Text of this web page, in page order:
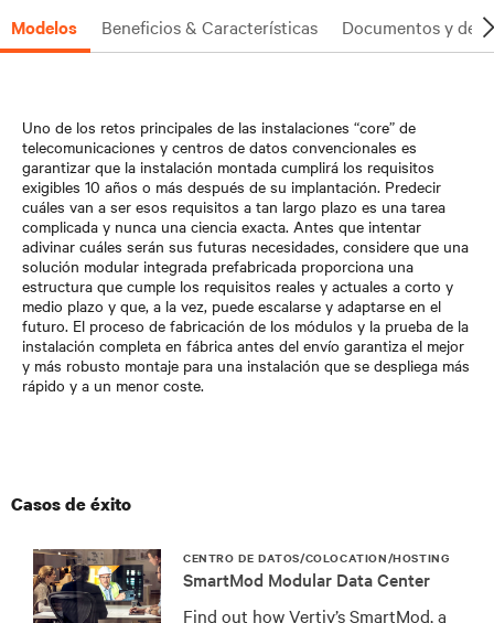
Modelos Beneficios & Características Documentos y
Uno de los retos principales de las instalaciones “core” de
telecomunicaciones y centros de datos convencionales es
garantizar que la instalación montada cumplirá los requisitos
exigibles 10 años o más después de su implantación. Predecir
cuáles van a ser esos requisitos a tan largo plazo es una tarea
complicada y nunca una ciencia exacta. Antes que intentar
adivinar cuáles serán sus futuras necesidades, considere que una
solución modular integrada prefabricada proporciona una
estructura que cumple los requisitos reales y actuales a corto y
medio plazo y que, a la vez, puede escalarse y adaptarse en el
futuro. El proceso de fabricación de los módulos y la prueba de la
instalación completa en fábrica antes del envío garantiza el mejor
y más robusto montaje para una instalación que se despliega más
rápido y a un menor coste.
Casos de éxito
CENTRO DE DATOS/COLOCATION/HOSTING
SmartMod Modular Data Center
Find out how Vertiv’s SmartMod, a